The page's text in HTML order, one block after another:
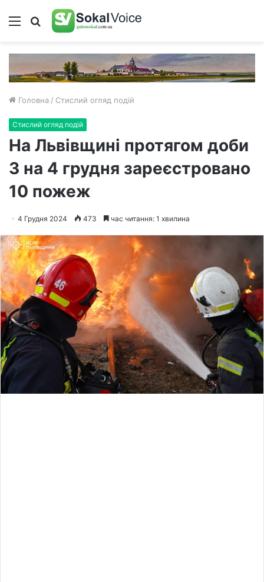
Меню Пошук
Головна / Стислий огляд подій
Стислий огляд подій
На Львівщині протягом доби
3 на 4 грудня зареєстровано
10 пожеж
4 Грудня 2024 473 час читання: 1 хвилина